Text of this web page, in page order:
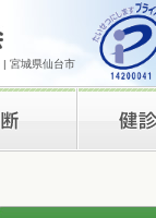
| 宮城県仙台市